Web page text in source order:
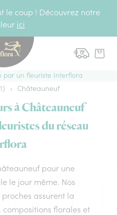
le coup ! Découvrez notre
ici
par un fleuriste Interflora
› Châteauneuf
à Châteauneuf
du réseau
pour une
le jour même. Nos
assurent la
florales et